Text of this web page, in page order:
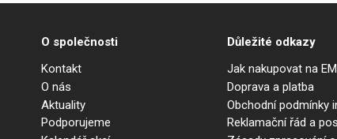
O společnosti
Kontakt
O nás
Aktuality
Podporujeme
Důležité odkazy
Jak nakupovat na
Doprava a platba
Obchodní podmínky
Reklamační řád a